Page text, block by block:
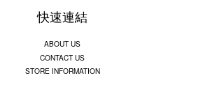
快速連結
ABOUT US
CONTACT US
STORE INFORMATION